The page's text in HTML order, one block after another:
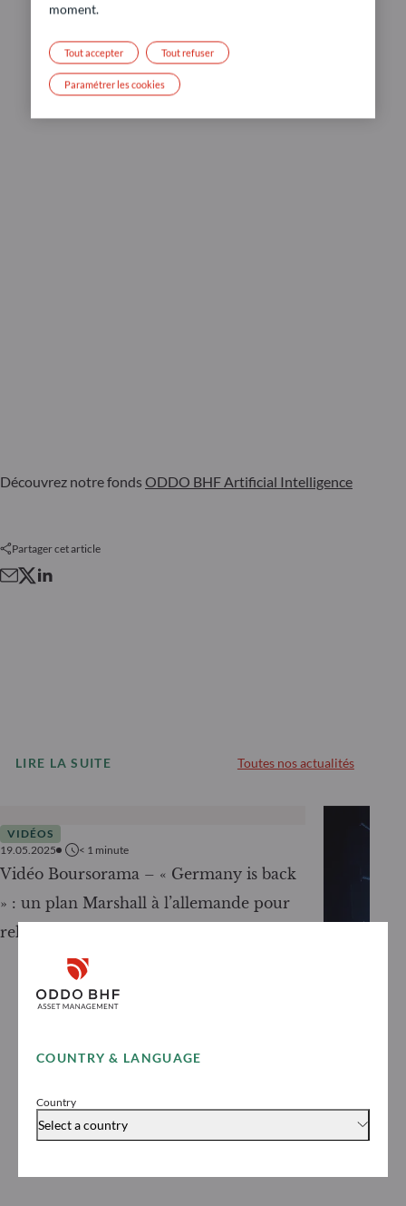
COUNTRY & LANGUAGE
Country
Select a country
Découvrez notre fonds ODDO BHF Artificial Intelligence
Partager cet article
LIRE LA SUITE Toutes nos actualités
VIDÉOS
19.05.2025
< 1 minute
Vidéo Boursorama – « Germany is back
» : un plan Marshall à l’allemande pour
relancer l’économie
Vidéo
moment.
Tout refuser
Tout accepter
Paramétrer les cookies